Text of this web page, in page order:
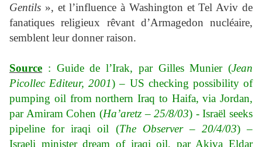
Gentils », et l’influence à Washington et Tel Aviv de
fanatiques religieux rêvant d’Armagedon nucléaire,
semblent leur donner raison.
Source : Guide de l’Irak, par Gilles Munier (Jean
Picollec Editeur, 2001) – US checking possibility of
pumping oil from northern Iraq to Haifa, via Jordan,
par Amiram Cohen (Ha’aretz – 25/8/03) - Israël seeks
pipeline for iraqi oil (The Observer – 20/4/03) –
Israeli minister dream of iraqi oil, par Akiva Eldar